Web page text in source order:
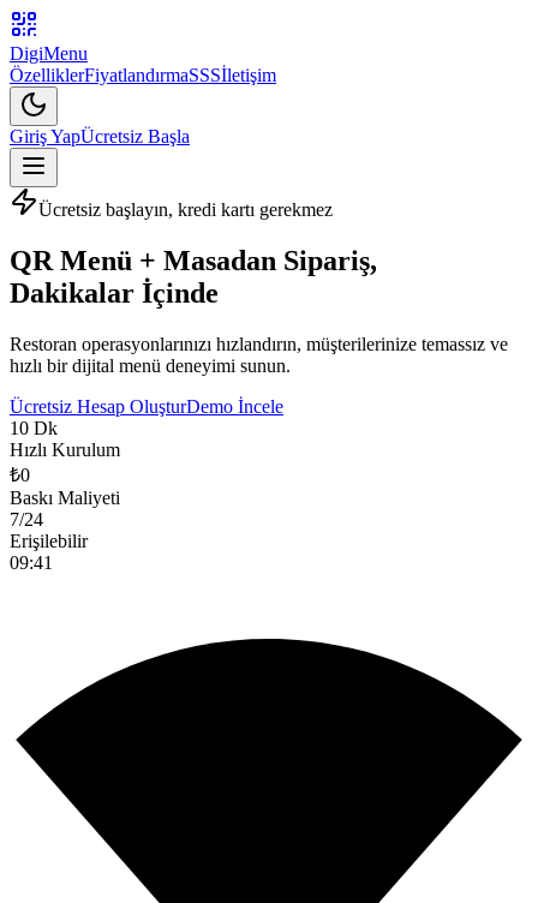
DigiMenu
ÖzelliklerFiyatlandırmaSSSİletişim
Giriş YapÜcretsiz Başla
Ücretsiz başlayın, kredi kartı gerekmez
QR Menü + Masadan Sipariş,
Dakikalar İçinde
Restoran operasyonlarınızı hızlandırın, müşterilerinize temassız ve
hızlı bir dijital menü deneyimi sunun.
Ücretsiz Hesap OluşturDemo İncele
10 Dk
Hızlı Kurulum
₺0
Baskı Maliyeti
7/24
Erişilebilir
09:41